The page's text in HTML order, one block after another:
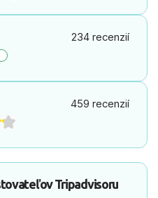
234 recenzií
459 recenzií
Tripadvisoru